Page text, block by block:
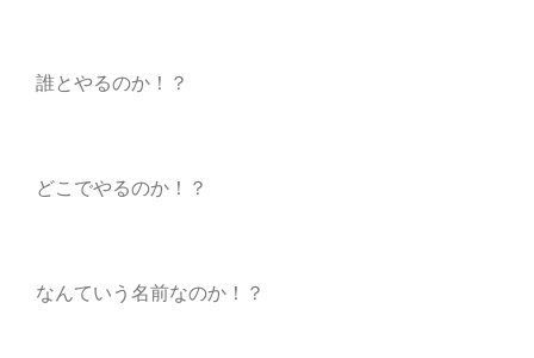
誰とやるのか！？
どこでやるのか！？
なんていう名前なのか！？